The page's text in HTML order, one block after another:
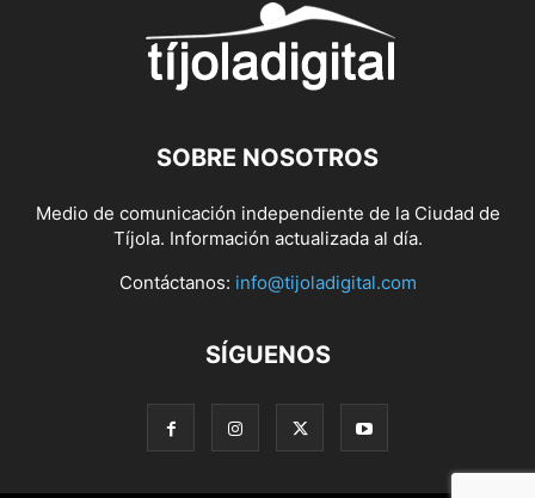
SOBRE NOSOTROS
Medio de comunicación independiente de la Ciudad de
Tíjola. Información actualizada al día.
Contáctanos: info@tijoladigital.com
SÍGUENOS